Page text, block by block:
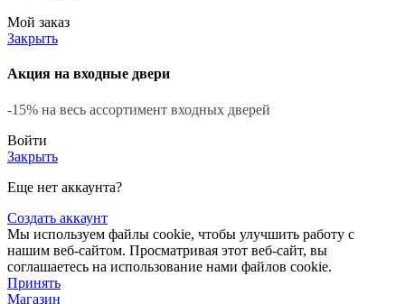
Мой заказ
Закрыть
Акция на входные двери
-15% на весь ассортимент входных дверей
Войти
Закрыть
Еще нет аккаунта?
Создать аккаунт
Мы используем файлы cookie, чтобы улучшить работу с
нашим веб-сайтом. Просматривая этот веб-сайт, вы
соглашаетесь на использование нами файлов cookie.
Принять
Магазин